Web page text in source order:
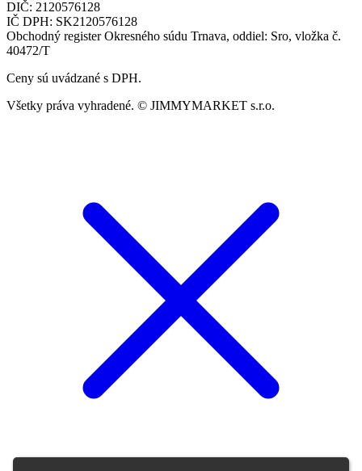
DIČ: 2120576128
IČ DPH: SK2120576128
Obchodný register Okresného súdu Trnava, oddiel: Sro, vložka č.
40472/T
Ceny sú uvádzané s DPH.
Všetky práva vyhradené. © JIMMYMARKET s.r.o.